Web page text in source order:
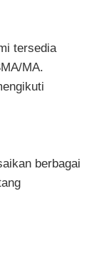
tersedia
MA.
berbagai